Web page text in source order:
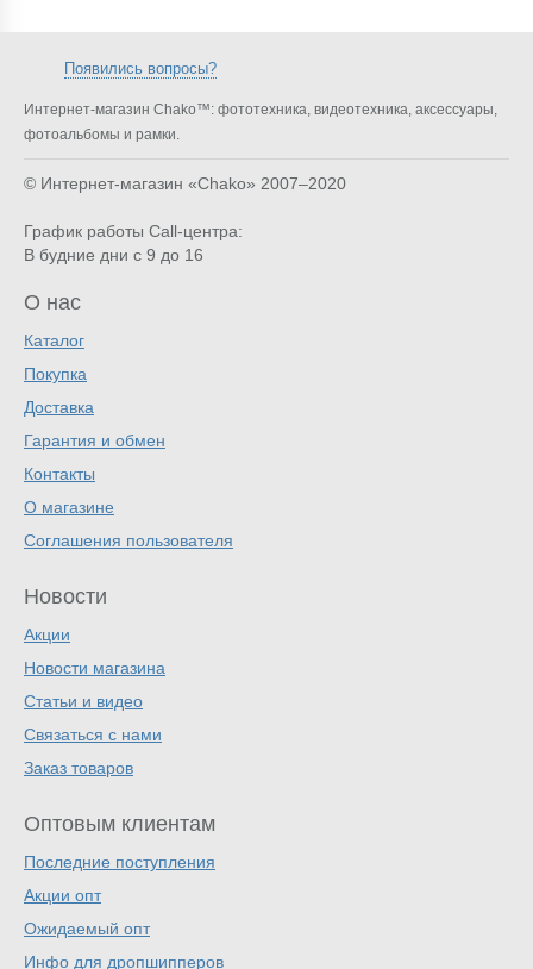
Появились вопросы?
Интернет-магазин Chako™: фототехника, видеотехника, аксессуары,
фотоальбомы и рамки.
© Интернет-магазин «Chako» 2007–2020
График работы Call-центра:
В будние дни с 9 до 16
О нас
Каталог
Покупка
Доставка
Гарантия и обмен
Контакты
О магазине
Соглашения пользователя
Новости
Акции
Новости магазина
Статьи и видео
Связаться с нами
Заказ товаров
Оптовым клиентам
Последние поступления
Акции опт
Ожидаемый опт
Инфо для дропшипперов